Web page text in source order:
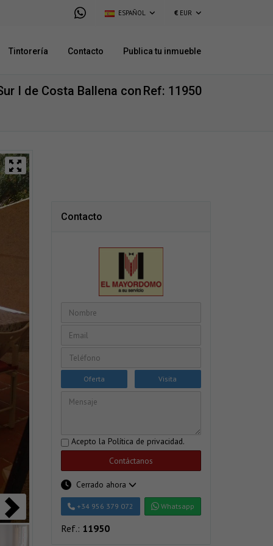
ESPAÑOL € EUR
Tintorería Contacto Publica tu inmueble
Ref: 11950
I de Costa Ballena con
Contacto
Oferta Visita
Acepto la Política de privacidad.
Contáctanos
Cerrado ahora
+34 956 379 072 Whatsapp
Ref.: 11950